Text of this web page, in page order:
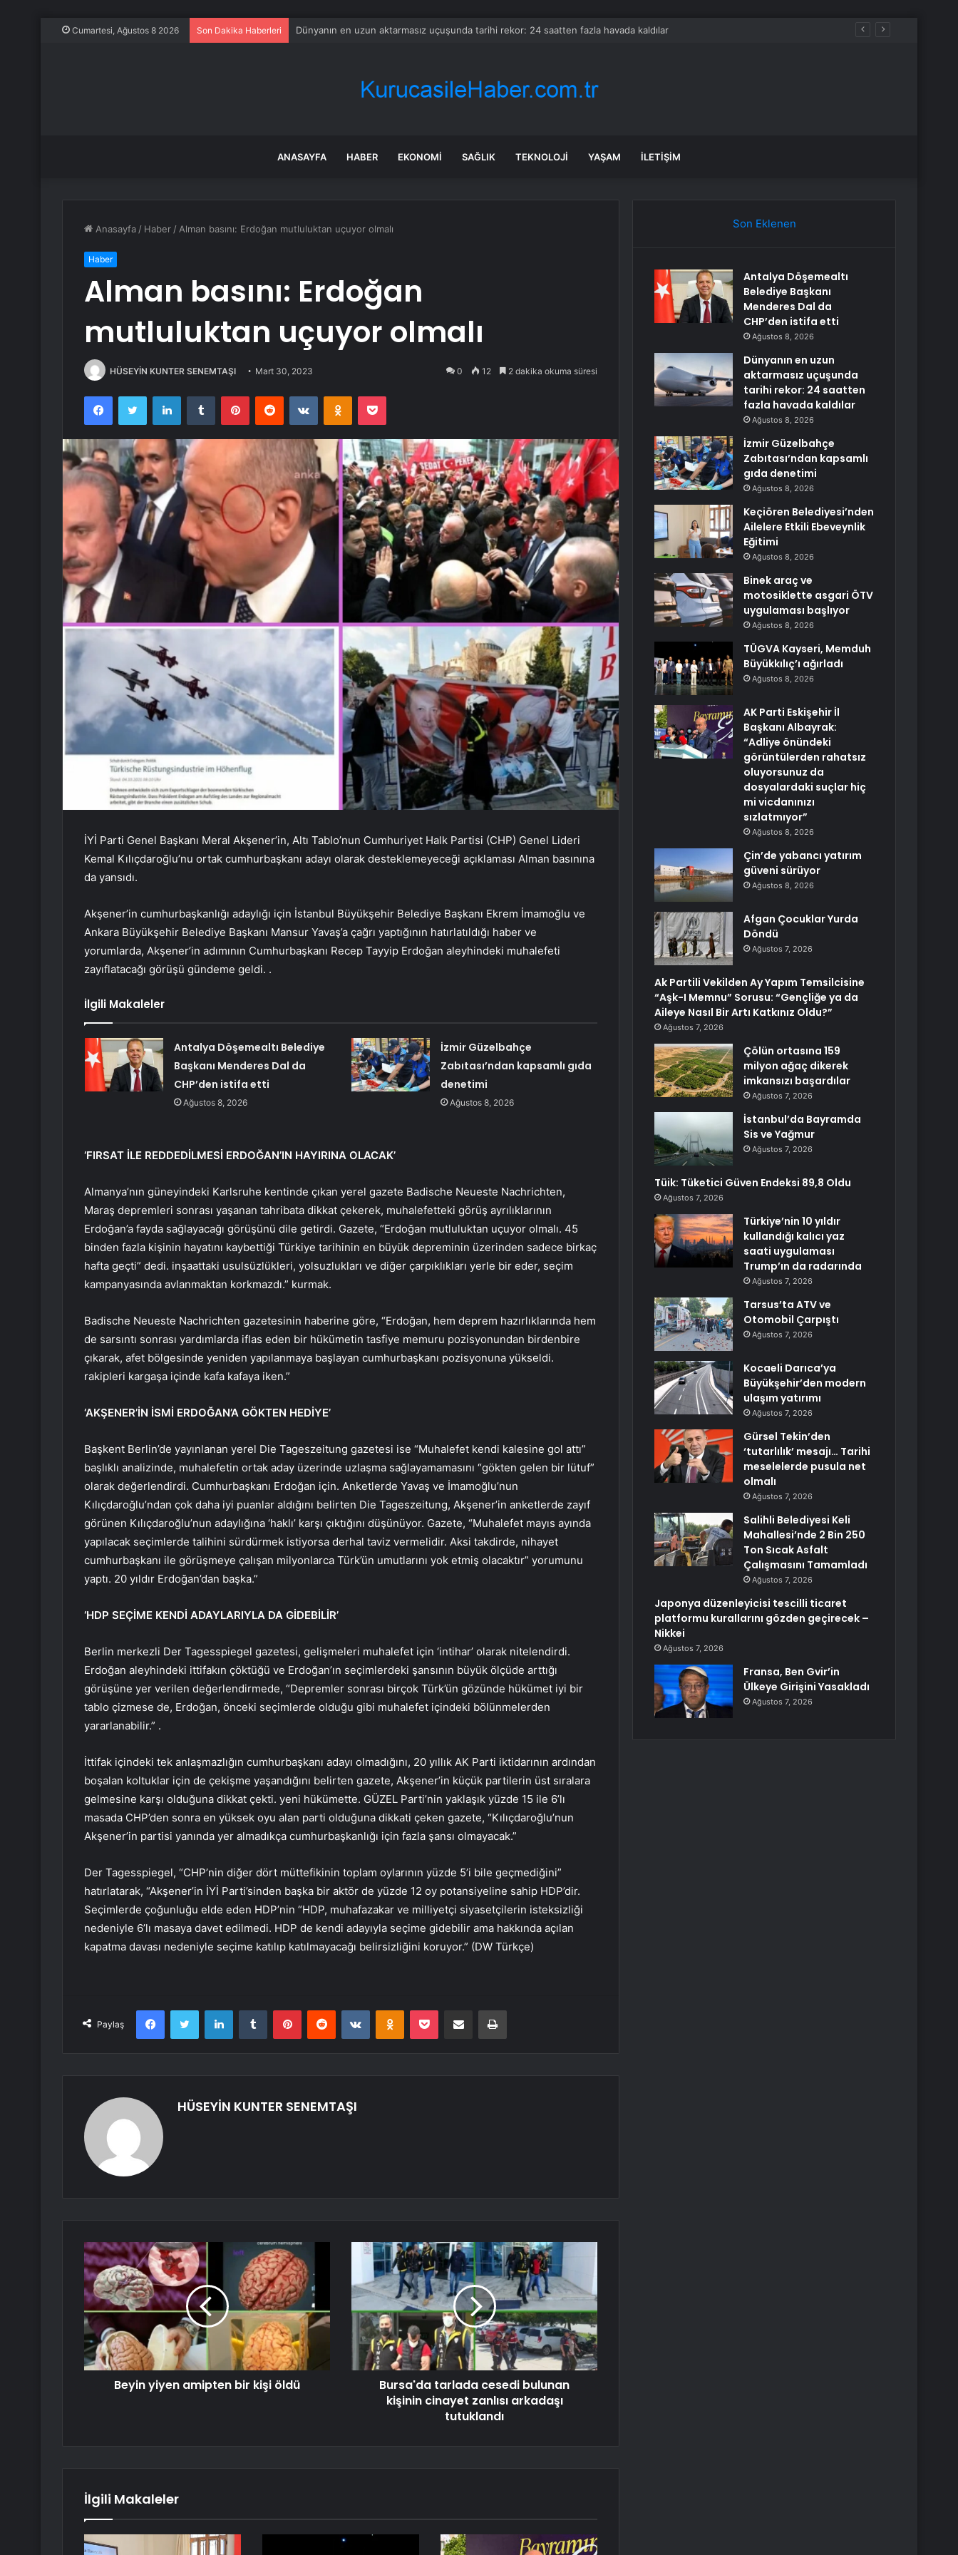
Cumartesi, Ağustos 8 2026 Son Dakika Haberleri İzmir Güzelbahçe Zabıtası’ndan kapsamlı gıda denetimi
ANASAYFA HABER EKONOMI SAĞLIK TEKNOLOJI YAŞAM İLETIŞIM
Anasayfa / Haber / Alman basını: Erdoğan mutluluktan uçuyor olmalı
Haber
Alman basını: Erdoğan
mutluluktan uçuyor olmalı
HÜSEYİN KUNTER SENEMTAŞI Mart 30, 2023 0 12 2 dakika okuma süresi
FacebookTwitter LinkedInTumblr PinterestReddit VKontakteOdnoklassniki
Pocket
İYİ Parti Genel Başkanı Meral Akşener’in, Altı Tablo’nun Cumhuriyet Halk Partisi (CHP) Genel Lideri
Kemal Kılıçdaroğlu’nu ortak cumhurbaşkanı adayı olarak desteklemeyeceği açıklaması Alman basınına
da yansıdı.
Akşener’in cumhurbaşkanlığı adaylığı için İstanbul Büyükşehir Belediye Başkanı Ekrem İmamoğlu ve
Ankara Büyükşehir Belediye Başkanı Mansur Yavaş’a çağrı yaptığının hatırlatıldığı haber ve
yorumlarda, Akşener’in adımının Cumhurbaşkanı Recep Tayyip Erdoğan aleyhindeki muhalefeti
zayıflatacağı görüşü gündeme geldi. .
İlgili Makaleler
Antalya Döşemealtı Belediye
Başkanı Menderes Dal da
CHP’den istifa etti
Ağustos 8, 2026
İzmir Güzelbahçe
Zabıtası’ndan kapsamlı gıda
denetimi
Ağustos 8, 2026
‘FIRSAT İLE REDDEDİLMESİ ERDOĞAN’IN HAYIRINA OLACAK’
Almanya’nın güneyindeki Karlsruhe kentinde çıkan yerel gazete Badische Neueste Nachrichten,
Maraş depremleri sonrası yaşanan tahribata dikkat çekerek, muhalefetteki görüş ayrılıklarının
Erdoğan’a fayda sağlayacağı görüşünü dile getirdi. Gazete, “Erdoğan mutluluktan uçuyor olmalı. 45
binden fazla kişinin hayatını kaybettiği Türkiye tarihinin en büyük depreminin üzerinden sadece birkaç
hafta geçti” dedi. inşaattaki usulsüzlükleri, yolsuzlukları ve diğer çarpıklıkları yerle bir eder, seçim
kampanyasında avlanmaktan korkmazdı.” kurmak.
Badische Neueste Nachrichten gazetesinin haberine göre, “Erdoğan, hem deprem hazırlıklarında hem
de sarsıntı sonrası yardımlarda iflas eden bir hükümetin tasfiye memuru pozisyonundan birdenbire
çıkarak, afet bölgesinde yeniden yapılanmaya başlayan cumhurbaşkanı pozisyonuna yükseldi.
rakipleri kargaşa içinde kafa kafaya iken.”
‘AKŞENER’İN İSMİ ERDOĞAN’A GÖKTEN HEDİYE’
Başkent Berlin’de yayınlanan yerel Die Tageszeitung gazetesi ise “Muhalefet kendi kalesine gol attı”
başlıklı analizinde, muhalefetin ortak aday üzerinde uzlaşma sağlayamamasını “gökten gelen bir lütuf”
olarak değerlendirdi. Cumhurbaşkanı Erdoğan için. Anketlerde Yavaş ve İmamoğlu’nun
Kılıçdaroğlu’ndan çok daha iyi puanlar aldığını belirten Die Tageszeitung, Akşener’in anketlerde zayıf
görünen Kılıçdaroğlu’nun adaylığına ‘haklı’ karşı çıktığını düşünüyor. Gazete, “Muhalefet mayıs ayında
yapılacak seçimlerde talihini sürdürmek istiyorsa derhal taviz vermelidir. Aksi takdirde, nihayet
cumhurbaşkanı ile görüşmeye çalışan milyonlarca Türk’ün umutlarını yok etmiş olacaktır” yorumunu
yaptı. 20 yıldır Erdoğan’dan başka.”
‘HDP SEÇİME KENDİ ADAYLARIYLA DA GİDEBİLİR’
Berlin merkezli Der Tagesspiegel gazetesi, gelişmeleri muhalefet için ‘intihar’ olarak nitelendirdi.
Erdoğan aleyhindeki ittifakın çöktüğü ve Erdoğan’ın seçimlerdeki şansının büyük ölçüde arttığı
görüşüne yer verilen değerlendirmede, “Depremler sonrası birçok Türk’ün gözünde hükümet iyi bir
tablo çizmese de, Erdoğan, önceki seçimlerde olduğu gibi muhalefet içindeki bölünmelerden
yararlanabilir.” .
İttifak içindeki tek anlaşmazlığın cumhurbaşkanı adayı olmadığını, 20 yıllık AK Parti iktidarının ardından
boşalan koltuklar için de çekişme yaşandığını belirten gazete, Akşener’in küçük partilerin üst sıralara
gelmesine karşı olduğuna dikkat çekti. yeni hükümette. GÜZEL Parti’nin yaklaşık yüzde 15 ile 6’lı
masada CHP’den sonra en yüksek oyu alan parti olduğuna dikkati çeken gazete, “Kılıçdaroğlu’nun
Akşener’in partisi yanında yer almadıkça cumhurbaşkanlığı için fazla şansı olmayacak.”
Der Tagesspiegel, “CHP’nin diğer dört müttefikinin toplam oylarının yüzde 5’i bile geçmediğini”
hatırlatarak, “Akşener’in İYİ Parti’sinden başka bir aktör de yüzde 12 oy potansiyeline sahip HDP’dir.
Seçimlerde çoğunluğu elde eden HDP’nin “HDP, muhafazakar ve milliyetçi siyasetçilerin isteksizliği
nedeniyle 6’lı masaya davet edilmedi. HDP de kendi adayıyla seçime gidebilir ama hakkında açılan
kapatma davası nedeniyle seçime katılıp katılmayacağı belirsizliğini koruyor.” (DW Türkçe)
Paylaş
FacebookTwitter LinkedInTumblr PinterestReddit VKontakteOdnoklassniki
Pocket E-Posta ile paylaş Yazdır
HÜSEYİN KUNTER SENEMTAŞI
Beyin yiyen amipten bir kişi öldü
Bursa'da tarlada cesedi bulunan
kişinin cinayet zanlısı arkadaşı
tutuklandı
İlgili Makaleler
Son Eklenen
Antalya Döşemealtı
Belediye Başkanı
Menderes Dal da
CHP’den istifa etti
Ağustos 8, 2026
Dünyanın en uzun
aktarmasız uçuşunda
tarihi rekor: 24 saatten
fazla havada kaldılar
Ağustos 8, 2026
İzmir Güzelbahçe
Zabıtası’ndan kapsamlı
gıda denetimi
Ağustos 8, 2026
Keçiören Belediyesi’nden
Ailelere Etkili Ebeveynlik
Eğitimi
Ağustos 8, 2026
Binek araç ve
motosiklette asgari ÖTV
uygulaması başlıyor
Ağustos 8, 2026
TÜGVA Kayseri, Memduh
Büyükkılıç’ı ağırladı
Ağustos 8, 2026
AK Parti Eskişehir İl
Başkanı Albayrak:
“Adliye önündeki
görüntülerden rahatsız
oluyorsunuz da
dosyalardaki suçlar hiç
mi vicdanınızı
sızlatmıyor”
Ağustos 8, 2026
Çin’de yabancı yatırım
güveni sürüyor
Ağustos 8, 2026
Afgan Çocuklar Yurda
Döndü
Ağustos 7, 2026
Ak Partili Vekilden Ay Yapım Temsilcisine
“Aşk-I Memnu” Sorusu: “Gençliğe ya da
Aileye Nasıl Bir Artı Katkınız Oldu?”
Ağustos 7, 2026
Çölün ortasına 159
milyon ağaç dikerek
imkansızı başardılar
Ağustos 7, 2026
İstanbul’da Bayramda
Sis ve Yağmur
Ağustos 7, 2026
Tüik: Tüketici Güven Endeksi 89,8 Oldu
Ağustos 7, 2026
Türkiye’nin 10 yıldır
kullandığı kalıcı yaz
saati uygulaması
Trump’ın da radarında
Ağustos 7, 2026
Tarsus’ta ATV ve
Otomobil Çarpıştı
Ağustos 7, 2026
Kocaeli Darıca’ya
Büyükşehir’den modern
ulaşım yatırımı
Ağustos 7, 2026
Gürsel Tekin’den
‘tutarlılık’ mesajı… Tarihi
meselelerde pusula net
olmalı
Ağustos 7, 2026
Salihli Belediyesi Keli
Mahallesi’nde 2 Bin 250
Ton Sıcak Asfalt
Çalışmasını Tamamladı
Ağustos 7, 2026
Japonya düzenleyicisi tescilli ticaret
platformu kurallarını gözden geçirecek –
Nikkei
Ağustos 7, 2026
Fransa, Ben Gvir’in
Ülkeye Girişini Yasakladı
Ağustos 7, 2026